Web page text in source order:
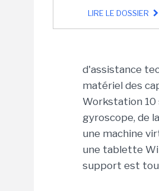
LIRE LE DOSSIER
d'assistance
matériel des
Workstation 10
gyroscope, de
une machine
une tablette
support est